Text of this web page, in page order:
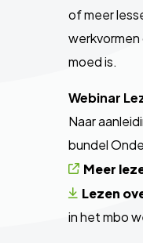
of meer
werkvormen
moed is.
Webinar
Naar
bundel
Meer
Lezen
in het mbo